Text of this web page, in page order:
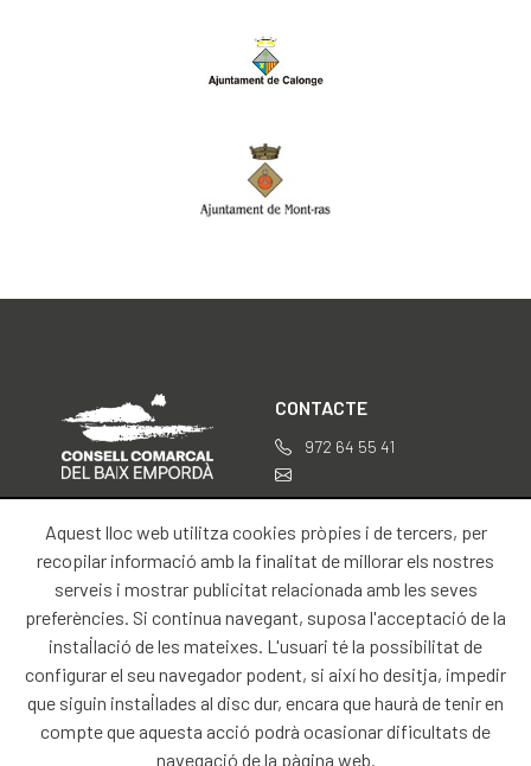
CONTACTE
972 64 55 41
professionals@baixemporda.cat
SOBRE NOSALTRES
Inici
Contacte
INFORMACIÓ LEGAL
Avís legal
Aquest lloc web utilitza cookies pròpies i de tercers, per
recopilar informació amb la finalitat de millorar els nostres
serveis i mostrar publicitat relacionada amb les seves
preferències. Si continua navegant, suposa l'acceptació de la
instal·lació de les mateixes. L'usuari té la possibilitat de
configurar el seu navegador podent, si així ho desitja, impedir
que siguin instal·lades al disc dur, encara que haurà de tenir en
compte que aquesta acció podrà ocasionar dificultats de
navegació de la pàgina web.